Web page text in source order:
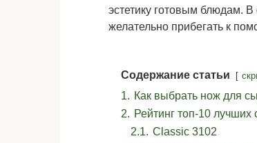
эстетику готовым блюдам. В
желательно прибегать к
Содержание статьи
1. Как выбрать нож для
2. Рейтинг топ-10
2.1. Classic 3102